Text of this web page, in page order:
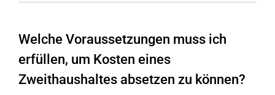
Welche Voraussetzungen muss ich
erfüllen, um Kosten eines
Zweithaushaltes absetzen zu können?